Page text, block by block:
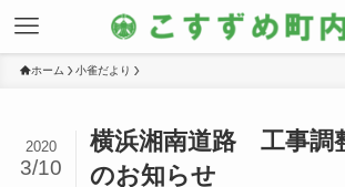
ホーム 小雀だより
横浜湘南道路 工事調
のお知らせ
2020
3/10